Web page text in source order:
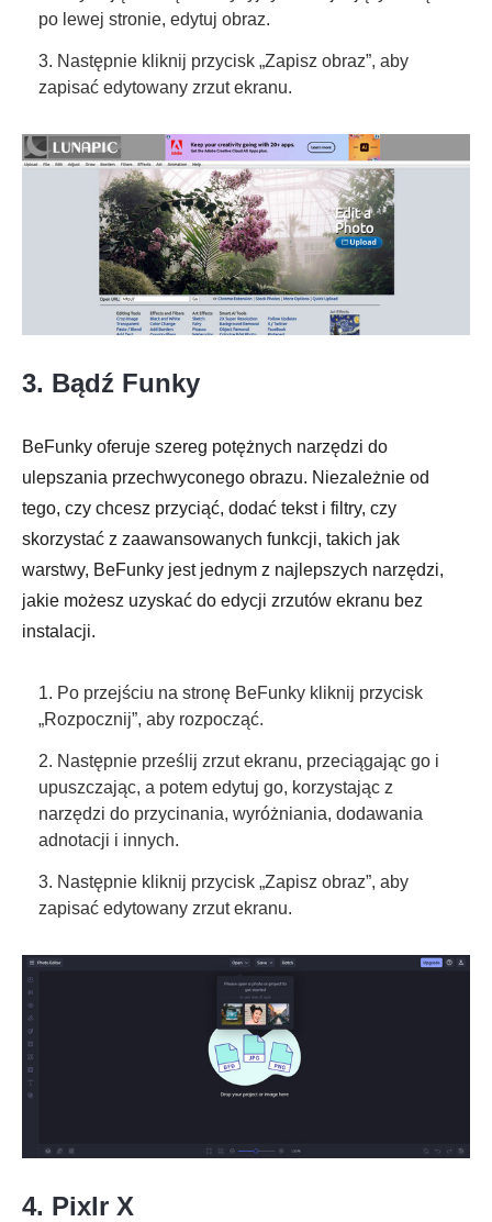
po lewej stronie, edytuj obraz.
3. Następnie kliknij przycisk „Zapisz obraz”, aby
zapisać edytowany zrzut ekranu.
3. Bądź Funky
BeFunky oferuje szereg potężnych narzędzi do
ulepszania przechwyconego obrazu. Niezależnie od
tego, czy chcesz przyciąć, dodać tekst i filtry, czy
skorzystać z zaawansowanych funkcji, takich jak
warstwy, BeFunky jest jednym z najlepszych narzędzi,
jakie możesz uzyskać do edycji zrzutów ekranu bez
instalacji.
1. Po przejściu na stronę BeFunky kliknij przycisk
„Rozpocznij”, aby rozpocząć.
2. Następnie prześlij zrzut ekranu, przeciągając go i
upuszczając, a potem edytuj go, korzystając z
narzędzi do przycinania, wyróżniania, dodawania
adnotacji i innych.
3. Następnie kliknij przycisk „Zapisz obraz”, aby
zapisać edytowany zrzut ekranu.
4. Pixlr X